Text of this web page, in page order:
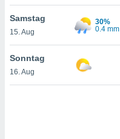
Samstag
15. Aug
30%
0.4 mm
Sonntag
16. Aug